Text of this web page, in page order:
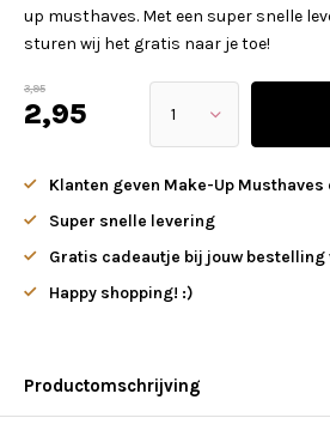
up musthaves. Met een super snelle
sturen wij het gratis naar je toe!
3,95
2,95
Klanten geven Make-Up Musthaves
Super snelle levering
Gratis cadeautje bij jouw bestelling
Happy shopping! :)
Productomschrijving